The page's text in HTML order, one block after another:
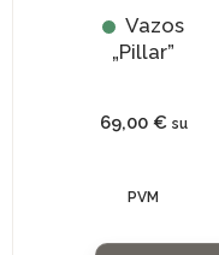
Vazos
„Pillar”
69,00 € su
PVM